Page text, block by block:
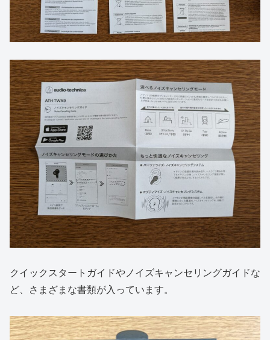
クイックスタートガイドやノイズキャンセリングガイドな
ど、さまざまな書類が入っています。